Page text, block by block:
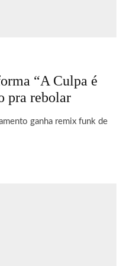
“A Culpa é
pra rebolar
ganha remix funk de